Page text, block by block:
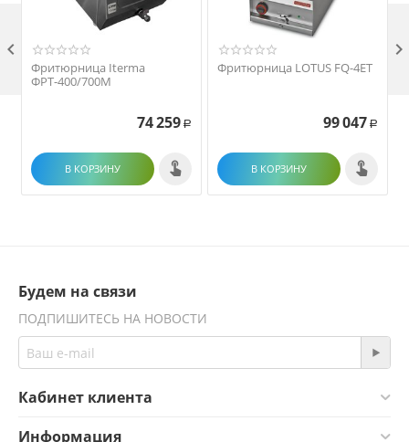
Фритюрница Iterma
ФРТ-400/700М
74 259 Р
В КОРЗИНУ
Фритюрница LOTUS FQ-4ET
99 047 Р
В КОРЗИНУ
 
Будем на связи
ПОДПИШИТЕСЬ НА НОВОСТИ
Кабинет клиента
Информация